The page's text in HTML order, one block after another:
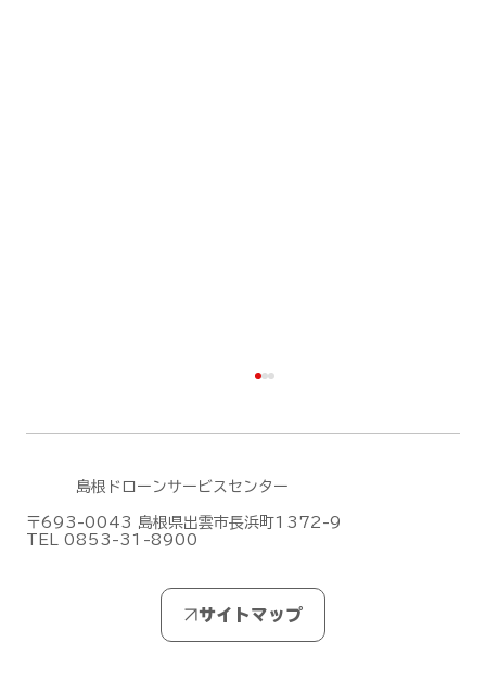
DJIがMic Mini シリーズの新作「DJI
島根ドローンサービスセンター
〒693-0043 島根県出雲市長浜町1372-9
TEL 0853-31-8900